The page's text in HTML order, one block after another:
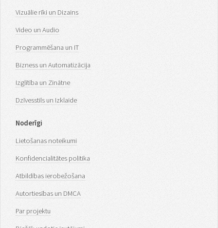
Vizuālie rīki un Dizains
Video un Audio
Programmēšana un IT
Bizness un Automatizācija
Izglītība un Zinātne
Dzīvesstils un Izklaide
Noderīgi
Lietošanas noteikumi
Konfidencialitātes politika
Atbildības ierobežošana
Autortiesības un DMCA
Par projektu